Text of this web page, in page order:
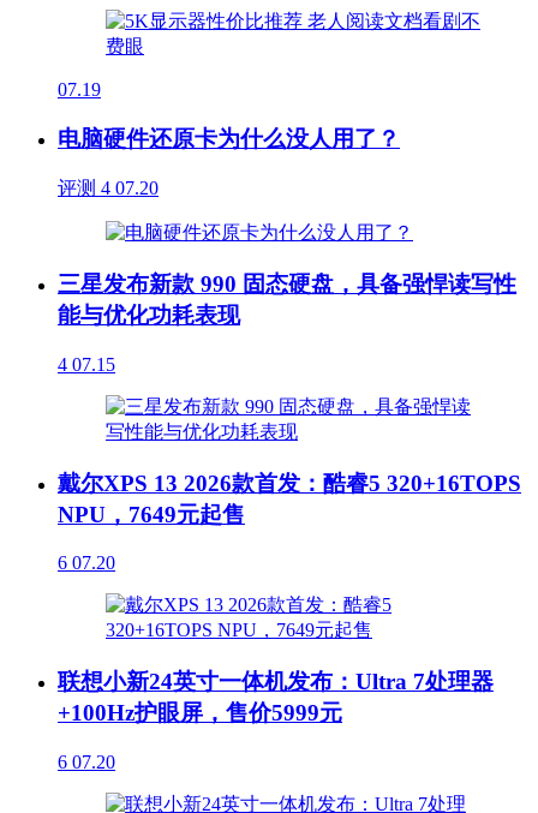
07.19
电脑硬件还原卡为什么没人用了？
评测 4 07.20
三星发布新款 990 固态硬盘，具备强悍读写性
能与优化功耗表现
4 07.15
戴尔XPS 13 2026款首发：酷睿5 320+16TOPS
NPU，7649元起售
6 07.20
联想小新24英寸一体机发布：Ultra 7处理器
+100Hz护眼屏，售价5999元
6 07.20